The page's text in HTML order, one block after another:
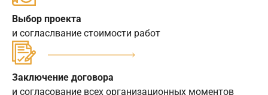
Выбор проекта
и согласлвание стоимости работ
Заключение договора
и согласование всех организационных моментов